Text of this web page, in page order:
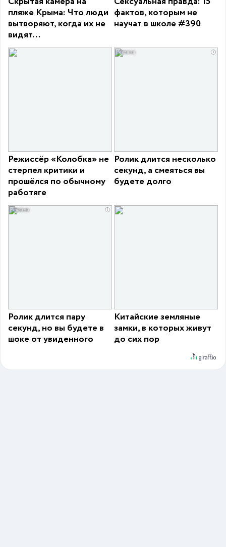
пляже Крыма: Что люди
вытворяют, когда их не
видят...
фактов, которым не
научат в школе #390
Режиссёр «Колобка» не
стерпел критики и
прошёлся по обычному
работяге
i
Ролик длится несколько
секунд, а смеяться вы
будете долго
i
Ролик длится пару
секунд, но вы будете в
шоке от увиденного
Китайские земляные
замки, в которых живут
до сих пор